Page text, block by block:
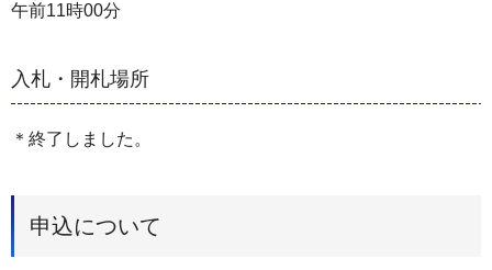
午前11時00分
入札・開札場所
＊終了しました。
申込について